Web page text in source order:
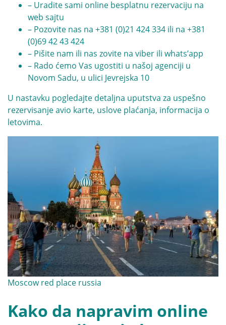
– Uradite sami online besplatnu rezervaciju na
web sajtu
– Pozovite nas na +381 (0)21 424 334 ili na +381
(0)69 42 43 424
– Pišite nam ili nas zovite na viber ili whats’app
– Rado ćemo Vas ugostiti u našoj agenciji u
Novom Sadu, u ulici Jevrejska 10
U nastavku pogledajte detaljna uputstva za uspešno
rezervisanje avio karte, uslove plaćanja, informacija o
letovima.
Moscow red place russia
Kako da napravim online